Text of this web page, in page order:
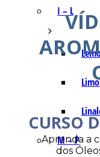
I – L
M – P
CURSO
Aprenda a
dos